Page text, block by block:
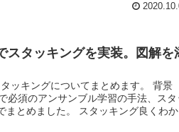
スタッキングを実装。図解を
ッキングについてまとめます。 背景
必須のアンサンブル学習の手法、スタ
まとめました。 スタッキング良くわか